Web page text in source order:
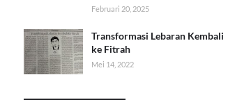
Februari 20, 2025
Transformasi Lebaran Kembali
ke Fitrah
Mei 14, 2022